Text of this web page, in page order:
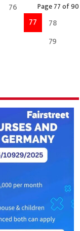
Page 77 of 90
76
77
78
79